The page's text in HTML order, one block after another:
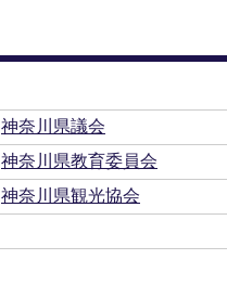
神奈川県議会
神奈川県教育委員会
神奈川県観光協会